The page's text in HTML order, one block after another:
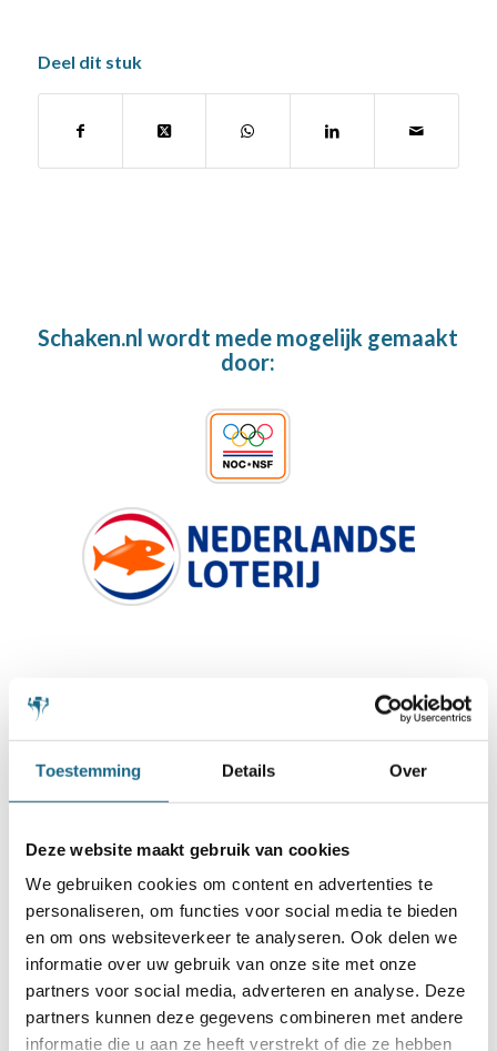
Toestemming Details Over
Deze website maakt gebruik van cookies
We gebruiken cookies om content en advertenties te
personaliseren, om functies voor social media te bieden
en om ons websiteverkeer te analyseren. Ook delen we
informatie over uw gebruik van onze site met onze
partners voor social media, adverteren en analyse. Deze
partners kunnen deze gegevens combineren met andere
informatie die u aan ze heeft verstrekt of die ze hebben
Deel dit stuk
Schaken.nl wordt mede mogelijk gemaakt
door: